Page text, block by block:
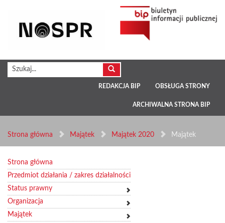
REDAKCJA BIP OBSŁUGA STRONY
ARCHIWALNA STRONA BIP
Strona główna Majątek Majątek 2020 Majątek
Strona główna
Przedmiot działania / zakres działalności
Status prawny
Organizacja
Majątek